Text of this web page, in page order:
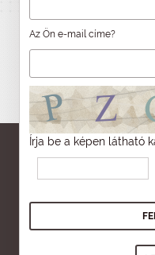
Az Ön e-mail címe?
Írja be a képen látható